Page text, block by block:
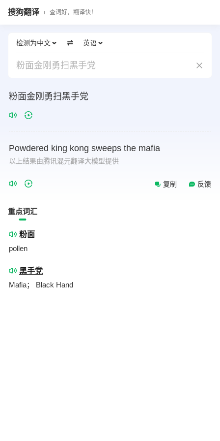
搜狗翻译 查词好，翻译快！
检测为中文 英语
粉面金刚勇扫黑手党
粉面金刚勇扫黑手党
Powdered king kong sweeps the mafia
以上结果由腾讯混元翻译大模型提供
复制 反馈
重点词汇
粉面
pollen
黑手党
Mafia； Black Hand